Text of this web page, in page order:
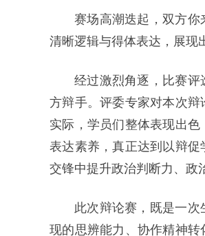
赛场高潮迭起，双方你
清晰逻辑与得体表达，展现
经过激烈角逐，比赛评
方辩手。评委专家对本次
实际，学员们整体表现出
表达素养，真正达到以辩
交锋中提升政治判断力、政
此次辩论赛，既是一
现的思辨能力、协作精神